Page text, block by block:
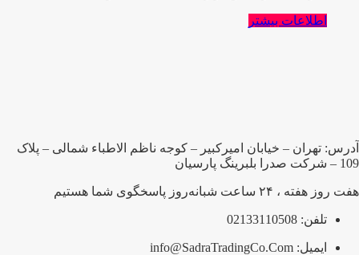
اطلاعات بیشتر
آدرس: تهران – خیابان امیرکبیر – کوجه ناظم الاطباء شمالی – پلاک
109 – شرکت صدرا بلبرینگ پارسیان
هفت روز هفته ، ۲۴ ساعت شبانه‌روز پاسخگوی شما هستیم
تلفن: 02133110508
ایمیل: info@SadraTradingCo.Com